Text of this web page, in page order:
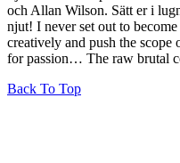
och Allan Wilson. Sätt er i
njut! I never set out to
creatively and push the scope
for passion… The raw brutal
Back To Top